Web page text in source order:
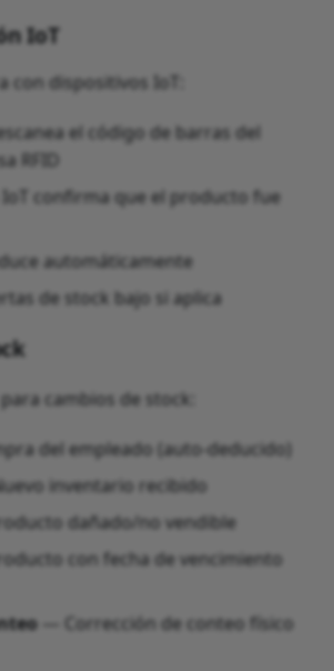
IoT
con dispositivos IoT:
el código de barras del
RFID
IoT confirma que el producto fue
automáticamente
de stock bajo si aplica
cambios de stock:
del empleado (auto-deducido)
inventario recibido
dañado/no vendible
con fecha de vencimiento
— Corrección de conteo físico